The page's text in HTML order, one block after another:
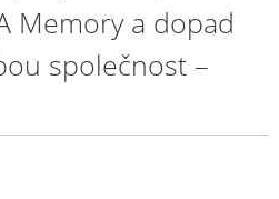
Memory a dopad
společnost –